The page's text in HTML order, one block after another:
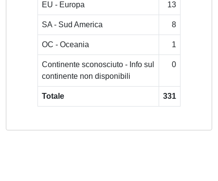
EU - Europa 13
SA - Sud America 8
OC - Oceania 1
Continente sconosciuto - Info sul
continente non disponibili
0
Totale 331